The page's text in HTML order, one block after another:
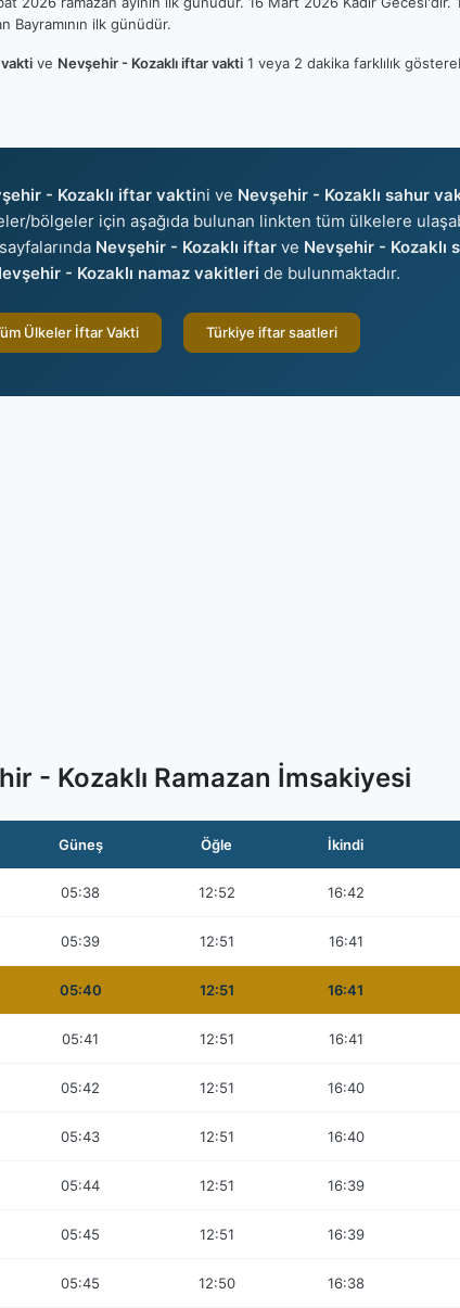
Bayramının ilk günüdür.
ve Nevşehir - Kozaklı iftar vakti 1 veya 2 dakika farklılık
- Kozaklı iftar vaktini ve Nevşehir - Kozaklı sahur
bölgeler için aşağıda bulunan linkten tüm ülkelere
sayfalarında Nevşehir - Kozaklı iftarve Nevşehir - Kozaklı
- Kozaklı namaz vakitleri de bulunmaktadır.
Ülkeler İftar Vakti Türkiye iftar saatleri
- Kozaklı Ramazan İmsakiyesi
Güneş Öğle İkindi
05:38 12:52 16:42
05:39 12:51 16:41
05:40 12:51 16:41
05:41 12:51 16:41
05:42 12:51 16:40
05:43 12:51 16:40
05:44 12:51 16:39
05:45 12:51 16:39
05:45 12:50 16:38